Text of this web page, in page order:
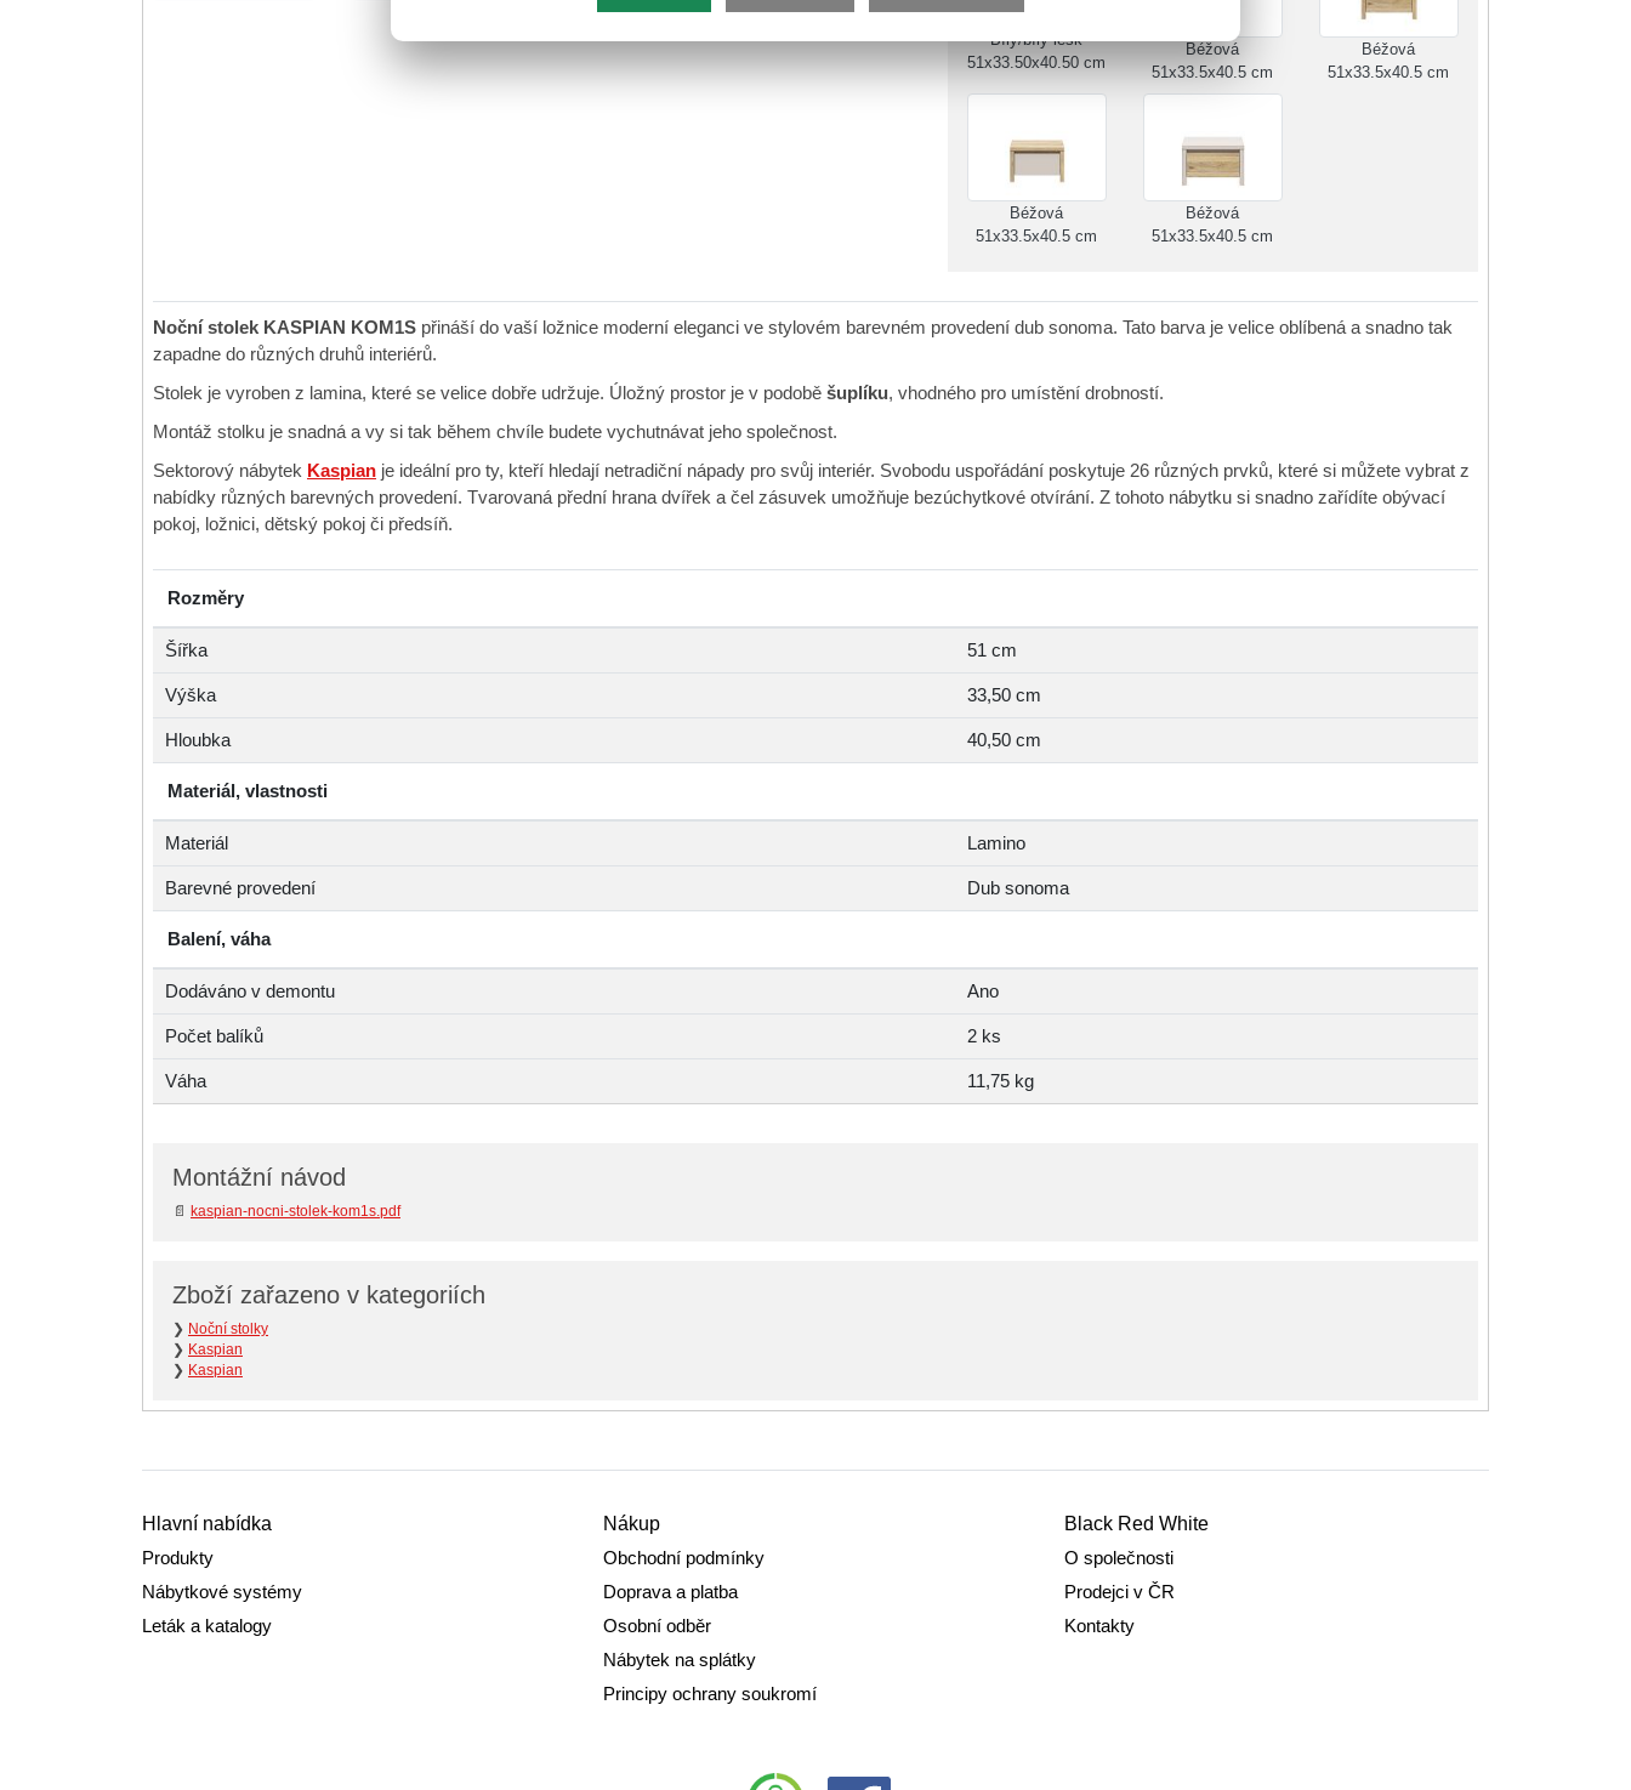
Bílý/bílý lesk
51x33.50x40.50 cm
Béžová
51x33.5x40.5 cm
Béžová
51x33.5x40.5 cm
Béžová
51x33.5x40.5 cm
Béžová
51x33.5x40.5 cm
Noční stolek KASPIAN KOM1S přináší do vaší ložnice moderní eleganci ve stylovém barevném provedení dub sonoma. Tato barva je velice oblíbená a snadno tak
zapadne do různých druhů interiérů.
Stolek je vyroben z lamina, které se velice dobře udržuje. Úložný prostor je v podobě šuplíku, vhodného pro umístění drobností.
Montáž stolku je snadná a vy si tak během chvíle budete vychutnávat jeho společnost.
Sektorový nábytek Kaspian je ideální pro ty, kteří hledají netradiční nápady pro svůj interiér. Svobodu uspořádání poskytuje 26 různých prvků, které si můžete vybrat z
nabídky různých barevných provedení. Tvarovaná přední hrana dvířek a čel zásuvek umožňuje bezúchytkové otvírání. Z tohoto nábytku si snadno zařídíte obývací
pokoj, ložnici, dětský pokoj či předsíň.
Rozměry
Šířka 51 cm
Výška 33,50 cm
Hloubka 40,50 cm
Materiál, vlastnosti
Materiál Lamino
Barevné provedení Dub sonoma
Balení, váha
Dodáváno v demontu Ano
Počet balíků 2 ks
Váha 11,75 kg
Montážní návod
📄 kaspian-nocni-stolek-kom1s.pdf
Zboží zařazeno v kategoriích
❯ Noční stolky
❯ Kaspian
❯ Kaspian
Hlavní nabídka
Produkty
Nábytkové systémy
Leták a katalogy
Nákup
Obchodní podmínky
Doprava a platba
Osobní odběr
Nábytek na splátky
Principy ochrany soukromí
Black Red White
O společnosti
Prodejci v ČR
Kontakty